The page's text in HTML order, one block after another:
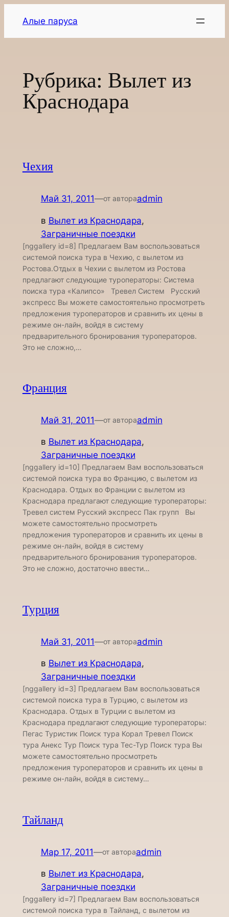
содержимому
Алые паруса
Рубрика: Вылет из
Краснодара
Чехия
Май 31, 2011—от автораadmin
в Вылет из Краснодара
Заграничные поездки
[nggallery id=8] Предлагаем Вам воспользоваться
системой поиска тура в Чехию, с вылетом из
Ростова.Отдых в Чехии с вылетом из Ростова
предлагают следующие туроператоры: Система
поиска тура «Калипсо» Тревел Систем Русский
экспресс Вы можете самостоятельно просмотреть
предложения туроператоров и сравнить их цены в
режиме он-лайн, войдя в систему
предварительного бронирования туроператоров.
Это не сложно,…
Франция
Май 31, 2011—от автораadmin
в Вылет из Краснодара
Заграничные поездки
[nggallery id=10] Предлагаем Вам воспользоваться
системой поиска тура во Францию, с вылетом из
Краснодара. Отдых во Франции с вылетом из
Краснодара предлагают следующие туроператоры:
Тревел систем Русский экспресс Пак групп Вы
можете самостоятельно просмотреть
предложения туроператоров и сравнить их цены в
режиме он-лайн, войдя в систему
предварительного бронирования туроператоров.
Это не сложно, достаточно ввести…
Турция
Май 31, 2011—от автораadmin
в Вылет из Краснодара
Заграничные поездки
[nggallery id=3] Предлагаем Вам воспользоваться
системой поиска тура в Турцию, с вылетом из
Краснодара. Отдых в Турции с вылетом из
Краснодара предлагают следующие туроператоры:
Пегас Туристик Поиск тура Корал Тревел Поиск
тура Анекс Тур Поиск тура Тес-Тур Поиск тура Вы
можете самостоятельно просмотреть
предложения туроператоров и сравнить их цены в
режиме он-лайн, войдя в систему…
Тайланд
Мар 17, 2011—от автораadmin
в Вылет из Краснодара
Заграничные поездки
[nggallery id=7] Предлагаем Вам воспользоваться
системой поиска тура в Тайланд, с вылетом из